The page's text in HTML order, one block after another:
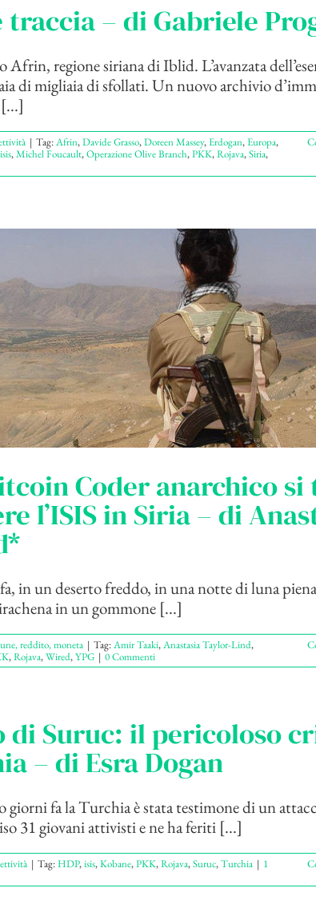
– di Gabriele
Afrin, regione siriana di Iblid. L’avanzata
di migliaia di sfollati. Un nuovo archivio
| Tag:Afrin,Davide Grasso,Doreen Massey,Erdogan,Europa,
isis,Michel Foucault,Operazione Olive Branch,PKK,Rojava,Siria,
Coder anarchico si
l’ISIS in Siria – di
in un deserto freddo, in una notte di luna
in un gommone [...]
reddito, moneta | Tag:Amir Taaki,Anastasia Taylor-Lind,
,Rojava,Wired,YPG | 0 Commenti
di Suruc: il pericoloso
– di Esra Dogan
giorni fa la Turchia è stata testimone di un
31 giovani attivisti e ne ha feriti [...]
| Tag:HDP,isis,Kobane,PKK,Rojava,Suruc,Turchia | 1